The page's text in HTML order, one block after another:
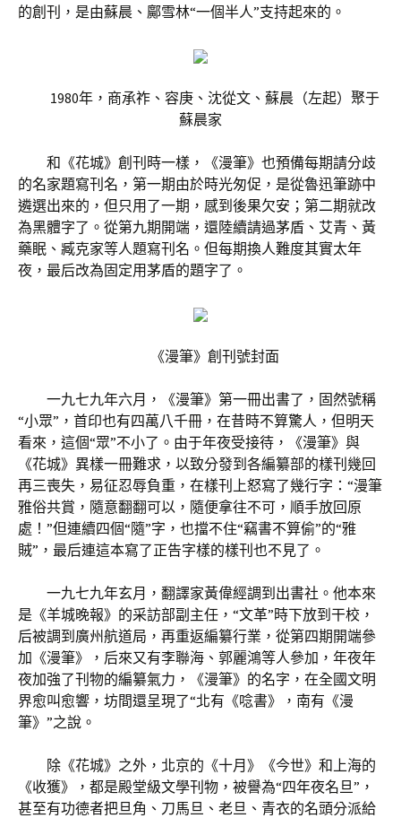
的創刊，是由蘇晨、鄺雪林“一個半人”支持起來的。
1980年，商承祚、容庚、沈從文、蘇晨（左起）聚于
蘇晨家
和《花城》創刊時一樣，《漫筆》也預備每期請分歧
的名家題寫刊名，第一期由於時光匆促，是從魯迅筆跡中
遴選出來的，但只用了一期，感到後果欠安；第二期就改
為黑體字了。從第九期開端，還陸續請過茅盾、艾青、黃
藥眠、臧克家等人題寫刊名。但每期換人難度其實太年
夜，最后改為固定用茅盾的題字了。
《漫筆》創刊號封面
一九七九年六月，《漫筆》第一冊出書了，固然號稱
“小眾”，首印也有四萬八千冊，在昔時不算驚人，但明天
看來，這個“眾”不小了。由于年夜受接待，《漫筆》與
《花城》異樣一冊難求，以致分發到各編纂部的樣刊幾回
再三喪失，易征忍辱負重，在樣刊上怒寫了幾行字：“漫筆
雅俗共賞，隨意翻翻可以，隨便拿往不可，順手放回原
處！”但連續四個“隨”字，也擋不住“竊書不算偷”的“雅
賊”，最后連這本寫了正告字樣的樣刊也不見了。
一九七九年玄月，翻譯家黃偉經調到出書社。他本來
是《羊城晚報》的采訪部副主任，“文革”時下放到干校，
后被調到廣州航道局，再重返編纂行業，從第四期開端參
加《漫筆》，后來又有李聯海、郭麗鴻等人參加，年夜年
夜加強了刊物的編纂氣力，《漫筆》的名字，在全國文明
界愈叫愈響，坊間還呈現了“北有《唸書》，南有《漫
筆》”之說。
除《花城》之外，北京的《十月》《今世》和上海的
《收獲》，都是殿堂級文學刊物，被譽為“四年夜名旦”，
甚至有功德者把旦角、刀馬旦、老旦、青衣的名頭分派給